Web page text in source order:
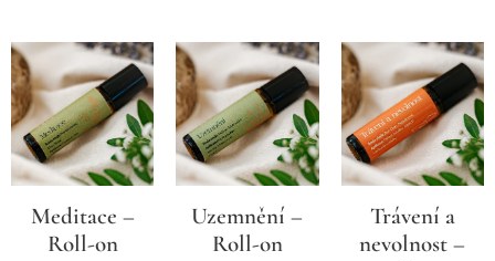
Meditace –
Roll-on
Uzemnění –
Roll-on
Trávení a
nevolnost –